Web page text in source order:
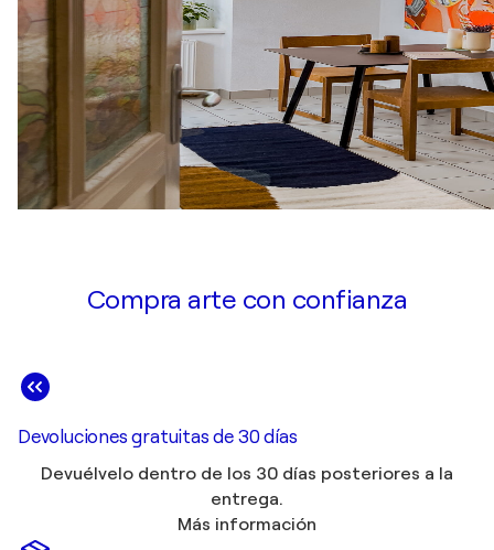
Compra arte con confianza
Devoluciones gratuitas de 30 días
Devuélvelo dentro de los 30 días posteriores a la
entrega.
Más información